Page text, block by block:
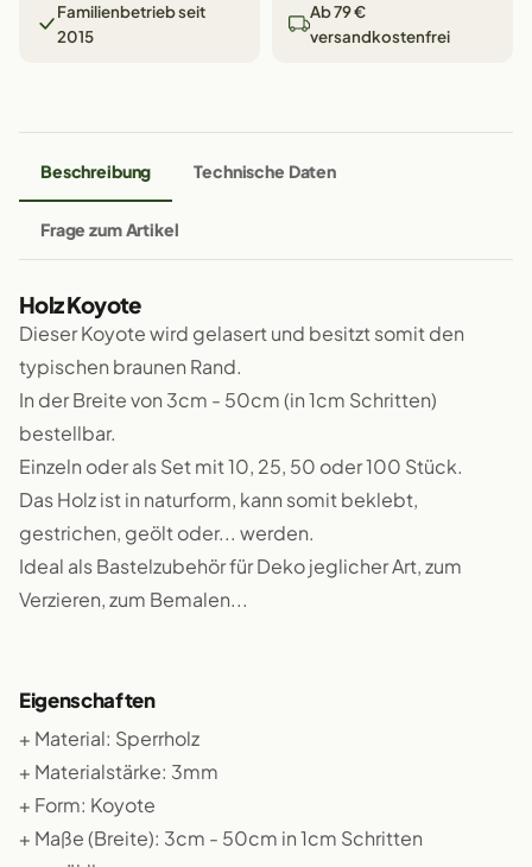
Familienbetrieb seit
2015
Ab 79 €
versandkostenfrei
Beschreibung Technische Daten
Frage zum Artikel
Holz Koyote
Dieser Koyote wird gelasert und besitzt somit den
typischen braunen Rand.
In der Breite von 3cm - 50cm (in 1cm Schritten)
bestellbar.
Einzeln oder als Set mit 10, 25, 50 oder 100 Stück.
Das Holz ist in naturform, kann somit beklebt,
gestrichen, geölt oder... werden.
Ideal als Bastelzubehör für Deko jeglicher Art, zum
Verzieren, zum Bemalen...
Eigenschaften
+ Material: Sperrholz
+ Materialstärke: 3mm
+ Form: Koyote
+ Maße (Breite): 3cm - 50cm in 1cm Schritten